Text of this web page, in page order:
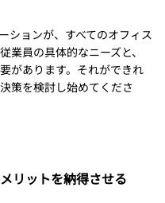
ションが、すべてのオフィス
業員の具体的なニーズと、
があります。それができれ
策を検討し始めてくださ
リットを納得させる